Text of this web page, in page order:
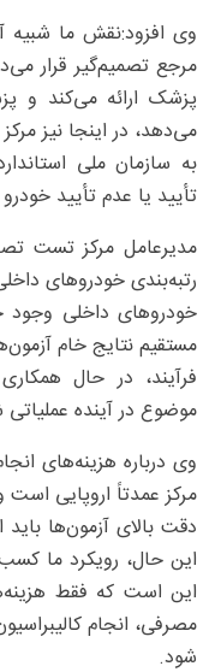
وی افزود:نقش ما شبیه
مرجع تصمیم‌گیر قرار
پزشک ارائه می‌کند و
می‌دهد، در اینجا نیز
به سازمان ملی
تأیید یا عدم تأیید
مدیرعامل مرکز تست
رتبه‌بندی خودرو‌های
خودرو‌های داخلی وجود
مستقیم نتایج خام
فرآیند، در حال
موضوع در آینده
وی درباره هزینه‌های
مرکز عمدتاً اروپایی
دقت بالای آزمون‌ها
این حال، رویکرد ما
این است که فقط
مصرفی، انجام
شود.